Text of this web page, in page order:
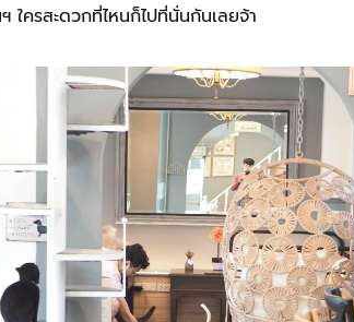
ใครสะดวกที่ไหนก็ไปที่นั่นกันเลยจ้า